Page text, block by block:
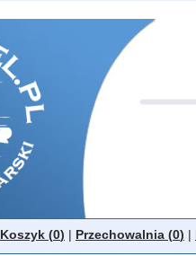
Koszyk (0) | Przechowalnia (0) |